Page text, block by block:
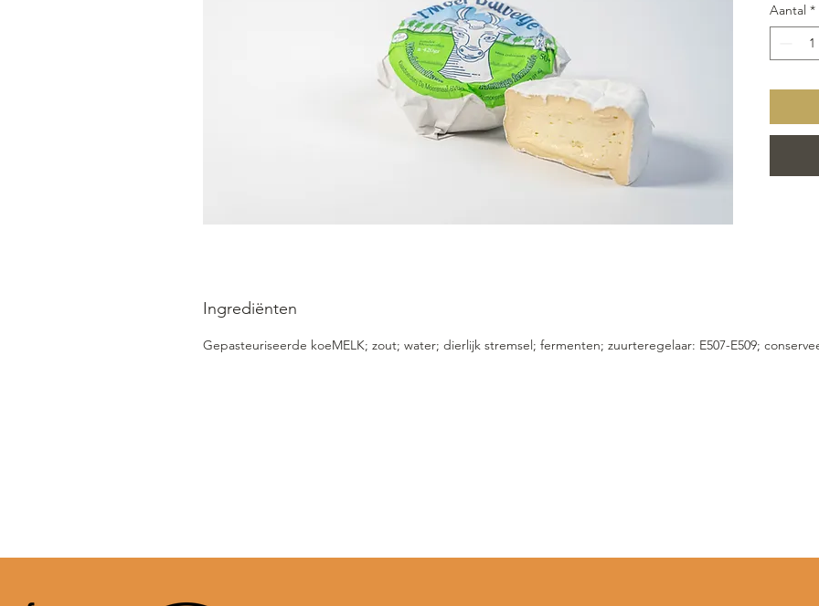
Enkel
Aantal *
Ingrediënten
Gepasteuriseerde koeMELK; zout; water; dierlijk stremsel; fermenten; zuurteregelaar: E507-E509;